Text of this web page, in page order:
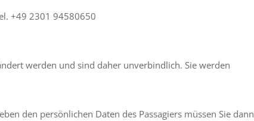
+49 2301 94580650
werden und sind daher unverbindlich. Sie werden
den persönlichen Daten des Passagiers müssen Sie dann